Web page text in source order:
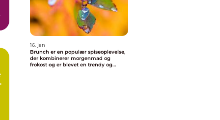
16. jan
Brunch er en populær spiseoplevelse,
der kombinerer morgenmad og
frokost og er blevet en trendy og